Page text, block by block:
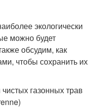
экологически
можно будет
обсудим, как
чтобы сохранить их
газонных трав